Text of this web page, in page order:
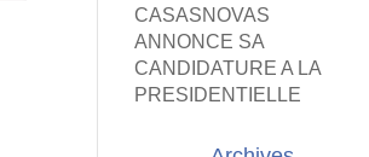
CASASNOVAS
ANNONCE SA
CANDIDATURE A LA
PRESIDENTIELLE